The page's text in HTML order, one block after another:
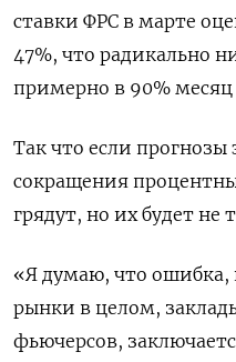
ставки ФРС в марте
47%, что радикально
примерно в 90% месяц
Так что если
сокращения
грядут, но их будет не
«Я думаю, что ошибка,
рынки в целом,
фьючерсов,